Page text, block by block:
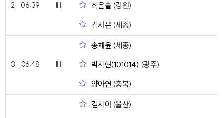
2 06:39 1H
최은솔 (강원)
김서은 (세종)
3 06:48 1H
송채윤(세종)
박시현(101014) (광주)
양아연 (충북)
김시아(울산)